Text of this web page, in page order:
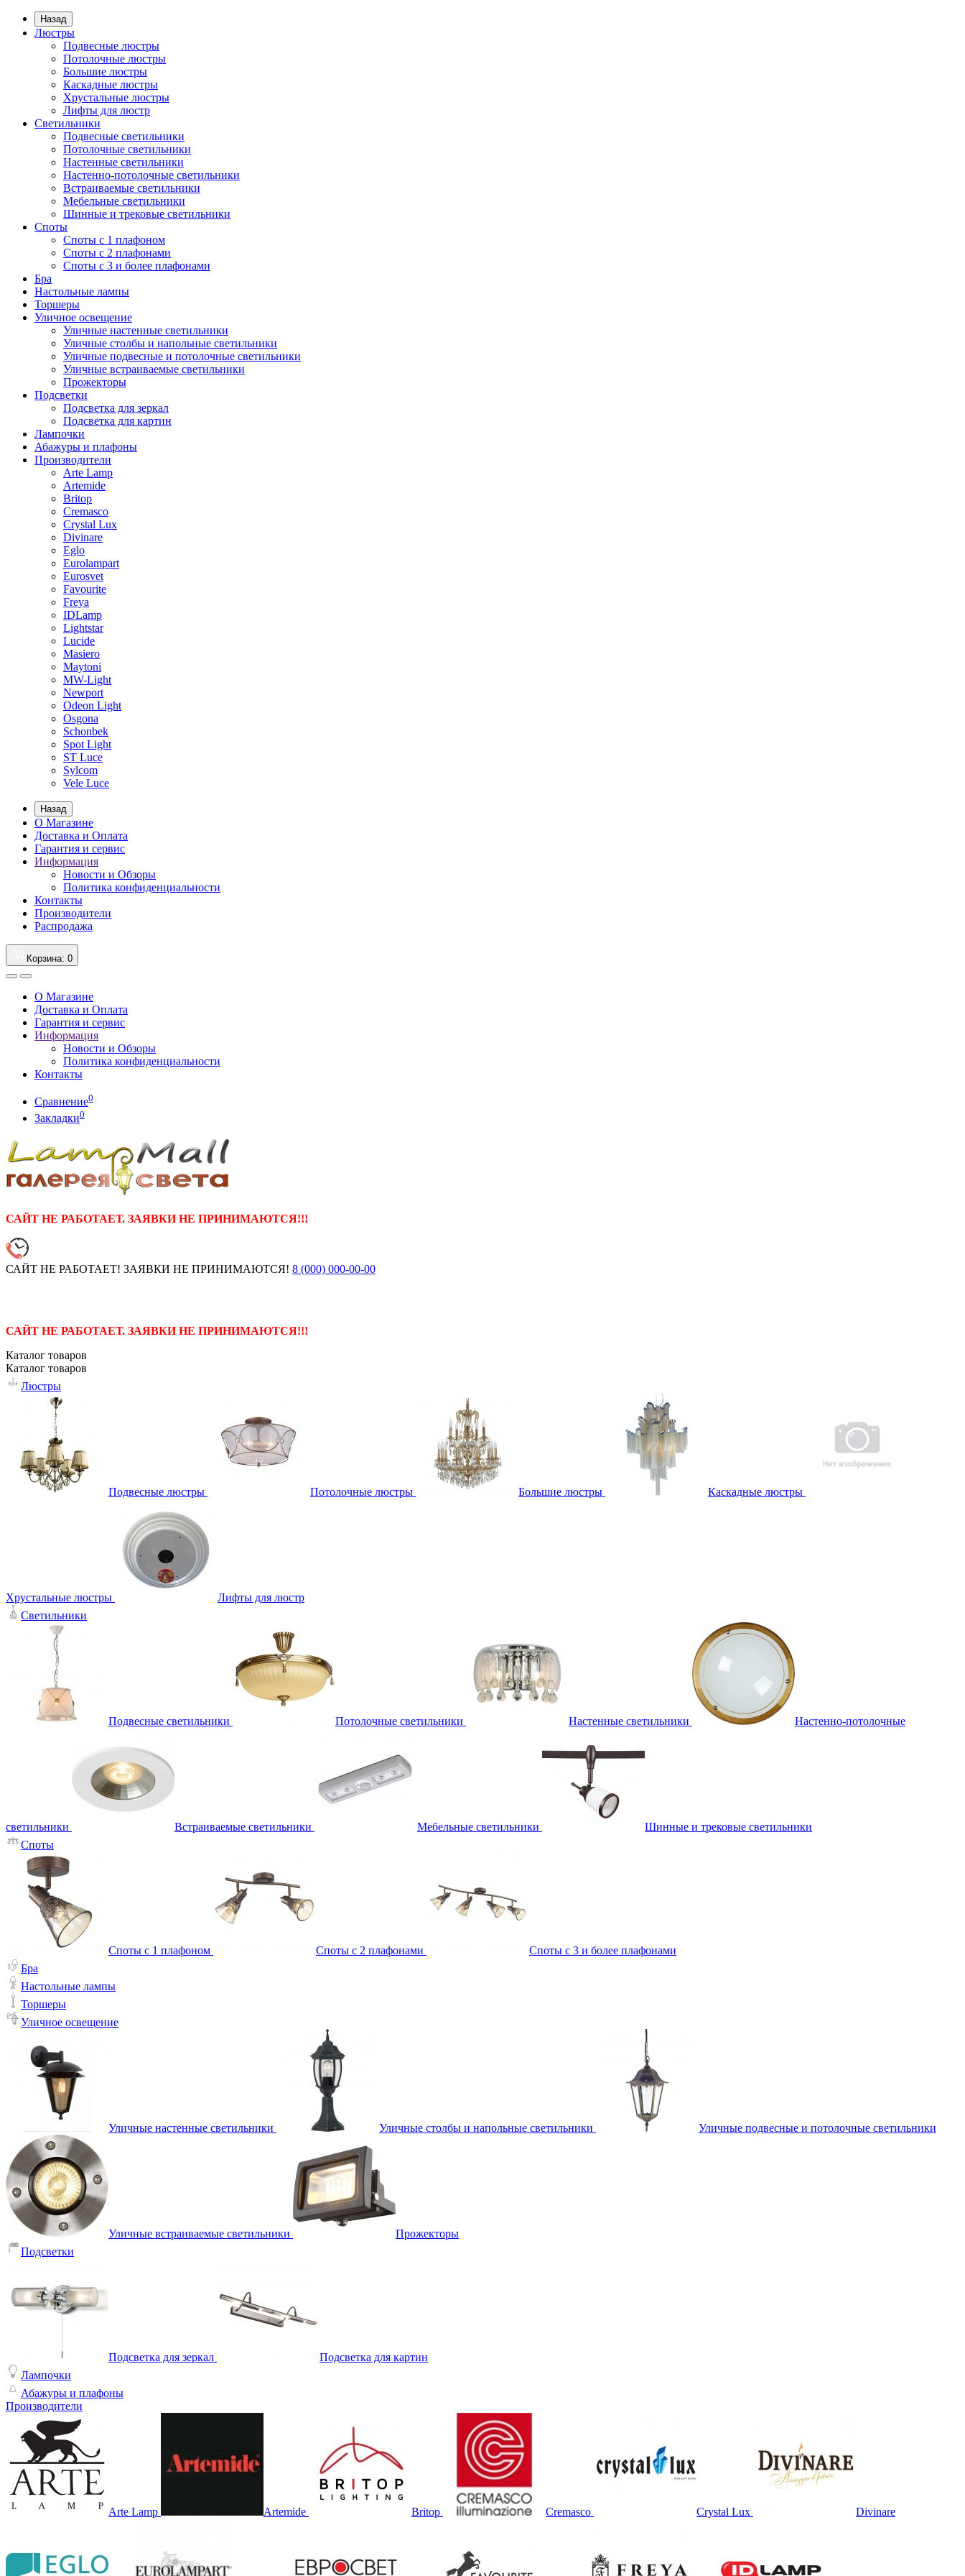
Назад
Люстры
Подвесные люстры
Потолочные люстры
Большие люстры
Каскадные люстры
Хрустальные люстры
Лифты для люстр
Светильники
Подвесные светильники
Потолочные светильники
Настенные светильники
Настенно-потолочные светильники
Встраиваемые светильники
Мебельные светильники
Шинные и трековые светильники
Споты
Споты с 1 плафоном
Споты с 2 плафонами
Споты с 3 и более плафонами
Бра
Настольные лампы
Торшеры
Уличное освещение
Уличные настенные светильники
Уличные столбы и напольные светильники
Уличные подвесные и потолочные светильники
Уличные встраиваемые светильники
Прожекторы
Подсветки
Подсветка для зеркал
Подсветка для картин
Лампочки
Абажуры и плафоны
Производители
Arte Lamp
Artemide
Britop
Cremasco
Crystal Lux
Divinare
Eglo
Eurolampart
Eurosvet
Favourite
Freya
IDLamp
Lightstar
Lucide
Masiero
Maytoni
MW-Light
Newport
Odeon Light
Osgona
Schonbek
Spot Light
ST Luce
Sylcom
Vele Luce
Назад
О Магазине
Доставка и Оплата
Гарантия и сервис
Информация
Новости и Обзоры
Политика конфиденциальности
Контакты
Производители
Распродажа
Корзина: 0
О Магазине
Доставка и Оплата
Гарантия и сервис
Информация
Новости и Обзоры
Политика конфиденциальности
Контакты
Сравнение0
Закладки0
САЙТ НЕ РАБОТАЕТ. ЗАЯВКИ НЕ ПРИНИМАЮТСЯ!!!
САЙТ НЕ РАБОТАЕТ! ЗАЯВКИ НЕ ПРИНИМАЮТСЯ! 8 (000) 000-00-00
САЙТ НЕ РАБОТАЕТ. ЗАЯВКИ НЕ ПРИНИМАЮТСЯ!!!
Каталог товаров
Каталог товаров
Люстры
Подвесные люстры Потолочные люстры Большие люстры Каскадные люстры
Хрустальные люстры
Лифты для люстр
Светильники
Подвесные светильники Потолочные светильники Настенные светильники Настенно-потолочные
светильники Встраиваемые светильники Мебельные светильники
Шинные и трековые светильники
Споты
Споты с 1 плафоном Споты с 2 плафонами
Споты с 3 и более плафонами
Бра
Настольные лампы
Торшеры
Уличное освещение
Уличные настенные светильники Уличные столбы и напольные светильники Уличные подвесные и потолочные светильники
Уличные встраиваемые светильники
Прожекторы
Подсветки
Подсветка для зеркал
Подсветка для картин
Лампочки
Абажуры и плафоны
Производители
Arte Lamp Artemide Britop Cremasco Crystal Lux Divinare